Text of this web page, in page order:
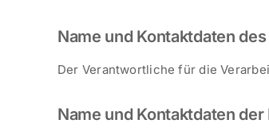
Name und Kontaktdaten
Der Verantwortliche für die
Name und Kontaktdaten